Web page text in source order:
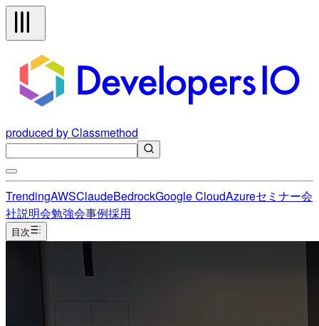
produced by Classmethod
TrendingAWSClaudeBedrockGoogle CloudAzureセミナー会
社説明会勉強会事例採用
目次